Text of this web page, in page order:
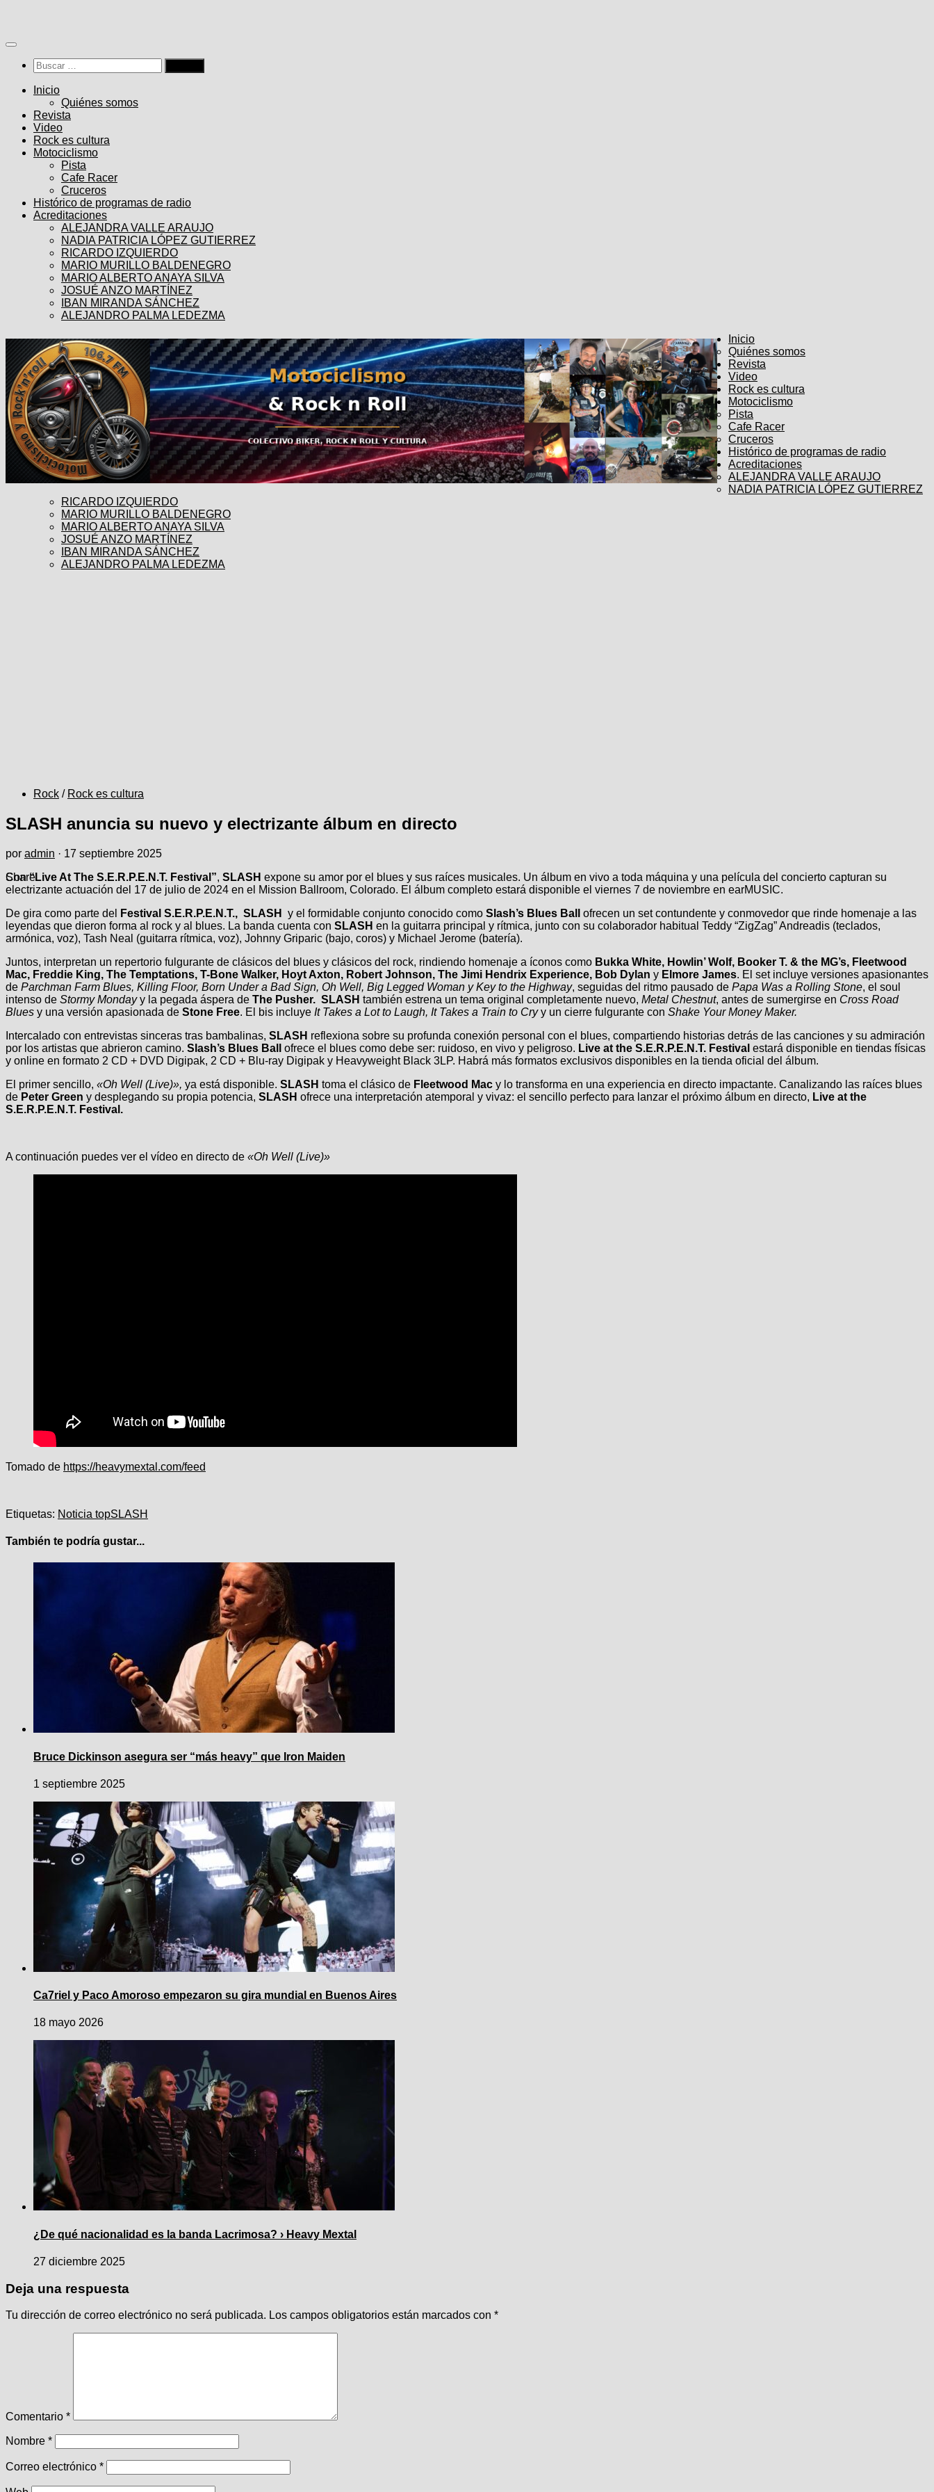
contenido
Buscar:
Inicio
Quiénes somos
Revista
Video
Rock es cultura
Motociclismo
Pista
Cafe Racer
Cruceros
Histórico de programas de radio
Acreditaciones
ALEJANDRA VALLE ARAUJO
NADIA PATRICIA LÓPEZ GUTIERREZ
RICARDO IZQUIERDO
MARIO MURILLO BALDENEGRO
MARIO ALBERTO ANAYA SILVA
JOSUÉ ANZO MARTÍNEZ
IBAN MIRANDA SÁNCHEZ
ALEJANDRO PALMA LEDEZMA
Inicio
Quiénes somos
Revista
Video
Rock es cultura
Motociclismo
Pista
Cafe Racer
Cruceros
Histórico de programas de radio
Acreditaciones
ALEJANDRA VALLE ARAUJO
NADIA PATRICIA LÓPEZ GUTIERREZ
RICARDO IZQUIERDO
MARIO MURILLO BALDENEGRO
MARIO ALBERTO ANAYA SILVA
JOSUÉ ANZO MARTÍNEZ
IBAN MIRANDA SÁNCHEZ
ALEJANDRO PALMA LEDEZMA
Rock / Rock es cultura
SLASH anuncia su nuevo y electrizante álbum en directo
por admin · 17 septiembre 2025
Con“Live At The S.E.R.P.E.N.T. Festival”, SLASH expone su amor por el blues y sus raíces musicales. Un álbum en vivo a toda máquina y una película del concierto capturan su
electrizante actuación del 17 de julio de 2024 en el Mission Ballroom, Colorado. El álbum completo estará disponible el viernes 7 de noviembre en earMUSIC.
De gira como parte del
Festival S.E.R.P.E.N.T., SLASH y el formidable conjunto conocido como Slash’s Blues Ball
ofrecen un set contundente y conmovedor que rinde homenaje a las
leyendas que dieron forma al rock y al blues. La banda cuenta con SLASH en la guitarra principal y rítmica, junto con su colaborador habitual Teddy “ZigZag” Andreadis (teclados,
armónica, voz), Tash Neal (guitarra rítmica, voz), Johnny Griparic (bajo, coros) y Michael Jerome (batería).
Juntos, interpretan un repertorio fulgurante de clásicos del blues y clásicos del rock, rindiendo homenaje a íconos como Bukka White, Howlin’ Wolf, Booker T. & the MG’s, Fleetwood
Mac, Freddie King, The Temptations, T-Bone Walker, Hoyt Axton, Robert Johnson, The Jimi Hendrix Experience, Bob Dylan y Elmore James. El set incluye versiones apasionantes
de Parchman Farm Blues, Killing Floor, Born Under a Bad Sign, Oh Well, Big Legged Woman y Key to the Highway, seguidas del ritmo pausado de Papa Was a Rolling Stone, el soul
intenso de Stormy Mondayy la pegada áspera de The Pusher. SLASH también estrena un tema original completamente nuevo, Metal Chestnut, antes de sumergirse en Cross Road
Blues y una versión apasionada de Stone Free. El bis incluye It Takes a Lot to Laugh, It Takes a Train to Cry y un cierre fulgurante con Shake Your Money Maker.
Intercalado con entrevistas sinceras tras bambalinas, SLASH reflexiona sobre su profunda conexión personal con el blues, compartiendo historias detrás de las canciones y su admiración
por los artistas que abrieron camino. Slash’s Blues Ball ofrece el blues como debe ser: ruidoso, en vivo y peligroso. Live at the S.E.R.P.E.N.T. Festival estará disponible en tiendas físicas
y online en formato 2 CD + DVD Digipak, 2 CD + Blu-ray Digipak y Heavyweight Black 3LP. Habrá más formatos exclusivos disponibles en la tienda oficial del álbum.
El primer sencillo, «Oh Well (Live)», ya está disponible. SLASH toma el clásico de Fleetwood Mac y lo transforma en una experiencia en directo impactante. Canalizando las raíces blues
de Peter Green y desplegando su propia potencia, SLASH ofrece una interpretación atemporal y vivaz: el sencillo perfecto para lanzar el próximo álbum en directo, Live at the
S.E.R.P.E.N.T. Festival.
A continuación puedes ver el vídeo en directo de «Oh Well (Live)»
Tomado de https://heavymextal.com/feed
Share
Etiquetas: Noticia topSLASH
También te podría gustar...
Bruce Dickinson asegura ser “más heavy” que Iron Maiden
1 septiembre 2025
Ca7riel y Paco Amoroso empezaron su gira mundial en Buenos Aires
18 mayo 2026
¿De qué nacionalidad es la banda Lacrimosa? › Heavy Mextal
27 diciembre 2025
Deja una respuesta
Tu dirección de correo electrónico no será publicada. Los campos obligatorios están marcados con *
Comentario *
Nombre *
Correo electrónico *